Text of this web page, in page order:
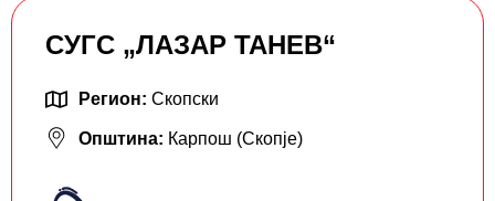
СУГС „ЛАЗАР ТАНЕВ“
Регион: Скопски
Општина: Карпош (Скопје)